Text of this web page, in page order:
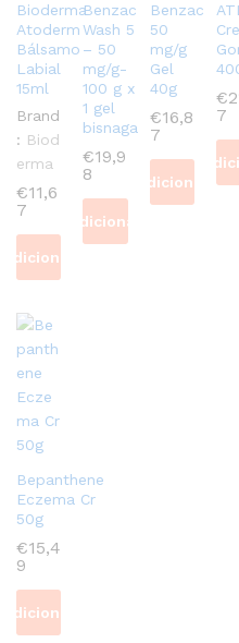
Bioderma
Atoderm
Bálsamo
Labial
15ml
Brand
: Biod
erma
€11,6
7
Adicionar
Benzac
Wash 5
– 50
mg/g-
100 g x
1 gel
bisnaga
€19,9
8
Adicionar
Benzac
50
mg/g
Gel
40g
€16,8
7
Adicionar
€
7
Bepanthene
Eczema Cr
50g
€15,4
9
Adicionar